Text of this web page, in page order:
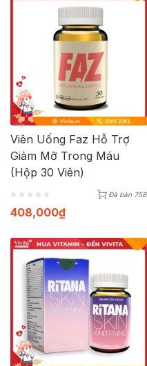
Viên Uống Faz Hỗ Trợ
Giảm Mỡ Trong Máu
(Hộp 30 Viên)
Đã bán 758
408,000₫